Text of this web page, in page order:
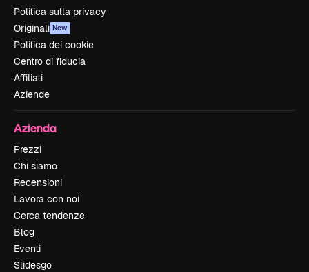
Politica sulla privacy
Originali New
Politica dei cookie
Centro di fiducia
Affiliati
Aziende
Azienda
Prezzi
Chi siamo
Recensioni
Lavora con noi
Cerca tendenze
Blog
Eventi
Slidesgo